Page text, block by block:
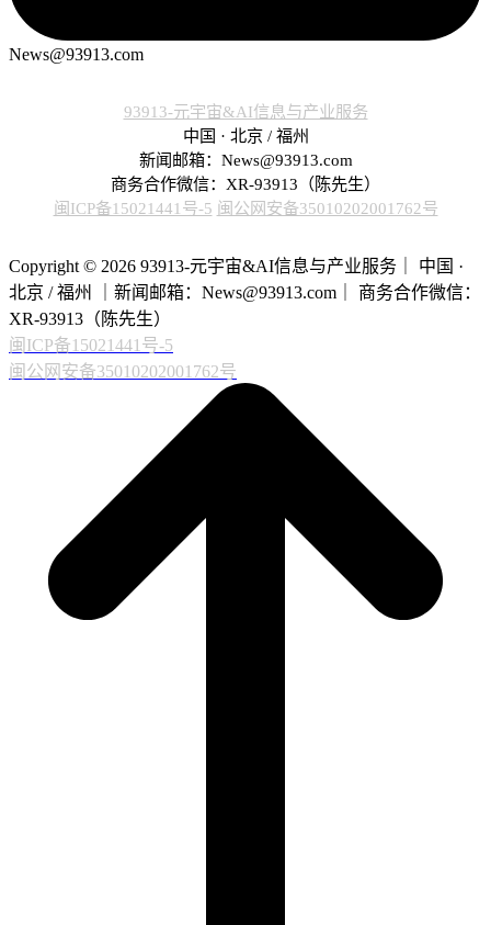
News@93913.com
93913-元宇宙&AI信息与产业服务
中国 · 北京 / 福州
新闻邮箱：News@93913.com
商务合作微信：XR-93913（陈先生）
闽ICP备15021441号-5 闽公网安备35010202001762号
Copyright © 2026 93913-元宇宙&AI信息与产业服务｜ 中国 ·
北京 / 福州 ｜新闻邮箱：News@93913.com｜ 商务合作微信：
XR-93913（陈先生）
闽ICP备15021441号-5
闽公网安备35010202001762号